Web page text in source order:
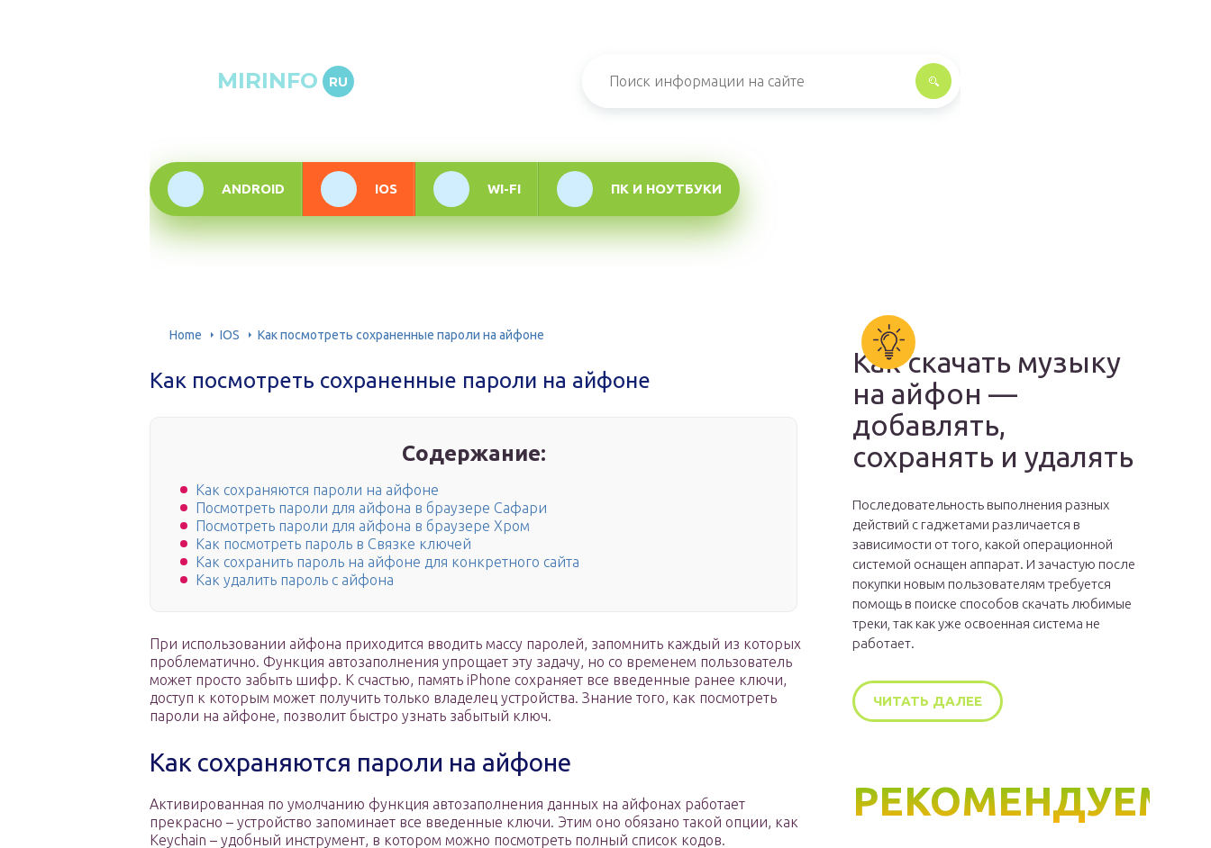
MIRINFO RU
ANDROID IOS WI-FI ПК И НОУТБУКИ
Home IOS Как посмотреть сохраненные пароли на айфоне
Как посмотреть сохраненные пароли на айфоне
Содержание:
Как сохраняются пароли на айфоне
Посмотреть пароли для айфона в браузере Сафари
Посмотреть пароли для айфона в браузере Хром
Как посмотреть пароль в Связке ключей
Как сохранить пароль на айфоне для конкретного сайта
Как удалить пароль с айфона
При использовании айфона приходится вводить массу паролей, запомнить каждый из которых
проблематично. Функция автозаполнения упрощает эту задачу, но со временем пользователь
может просто забыть шифр. К счастью, память iPhone сохраняет все введенные ранее ключи,
доступ к которым может получить только владелец устройства. Знание того, как посмотреть
пароли на айфоне, позволит быстро узнать забытый ключ.
Как сохраняются пароли на айфоне
Активированная по умолчанию функция автозаполнения данных на айфонах работает
прекрасно – устройство запоминает все введенные ключи. Этим оно обязано такой опции, как
Keychain – удобный инструмент, в котором можно посмотреть полный список кодов.
Как скачать музыку
на айфон —
добавлять,
сохранять и удалять
Последовательность выполнения разных
действий с гаджетами различается в
зависимости от того, какой операционной
системой оснащен аппарат. И зачастую после
покупки новым пользователям требуется
помощь в поиске способов скачать любимые
треки, так как уже освоенная система не
работает.
ЧИТАТЬ ДАЛЕЕ
РЕКОМЕНДУЕМ